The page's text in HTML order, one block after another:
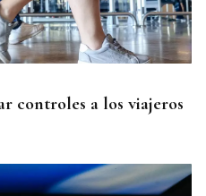
controles a los viajeros